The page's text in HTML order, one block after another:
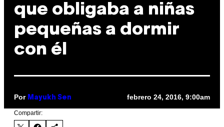
que obligaba a niñas
pequeñas a dormir
con él
Por Mayukh Sen febrero 24, 2016, 9:00am
Compartir: